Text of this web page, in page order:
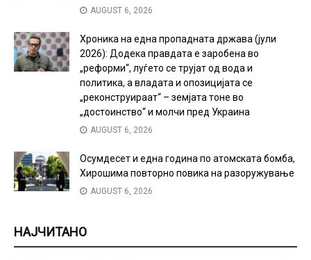
AUGUST 6, 2026
Хроника на една пропадната држава (јули
2026): Додека правдата е заробена во
„реформи“, луѓето се трујат од вода и
политика, а владата и опозицијата се
„реконструираат“ – земјата тоне во
„достоинство“ и молчи пред Украина
AUGUST 6, 2026
Осумдесет и една година по атомската бомба,
Хирошима повторно повика на разоружување
AUGUST 6, 2026
НАЈЧИТАНО